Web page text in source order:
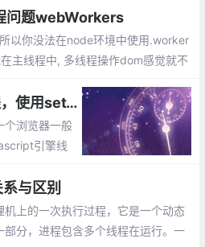
问题webWorkers
以你没法在node环境中使用.worker
主线程中, 多线程操作dom感觉就不
javascript中的伪线程，使用setTimeout模拟一个多线程
个浏览器一般
引擎线
至亿的时候
拟一个多线
与区别
上的一次执行过程，它是一个动态
分，进程包含多个线程在运行。一